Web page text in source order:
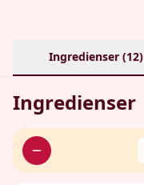
Ingredienser (12)
Ingredienser